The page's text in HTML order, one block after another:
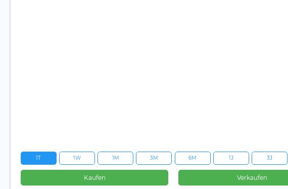
1T 1W 1M 3M 6M 1J 3J
Kaufen Verkaufen